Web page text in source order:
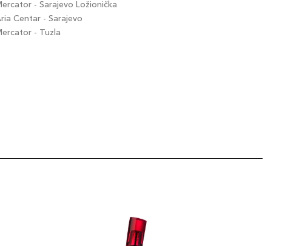
- Sarajevo Ložionička
Centar - Sarajevo
- Tuzla